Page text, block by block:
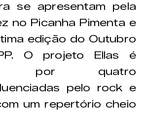
se apresentam pela
no Picanha Pimenta e
edição do Outubro
O projeto Ellas é
por quatro
pelo rock e
um repertório cheio